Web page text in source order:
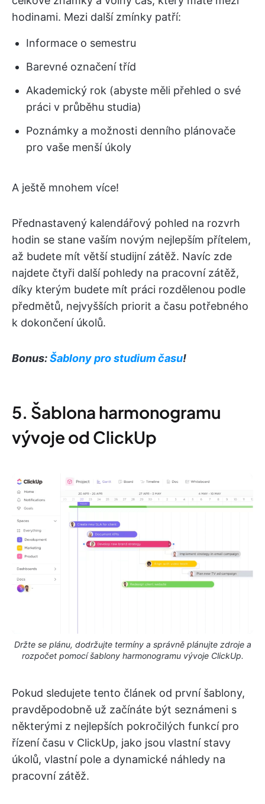
hodinami. Mezi další zmínky patří:
Informace o semestru
Barevné označení tříd
Akademický rok (abyste měli přehled o své
práci v průběhu studia)
Poznámky a možnosti denního plánovače
pro vaše menší úkoly
A ještě mnohem více!
Přednastavený kalendářový pohled na rozvrh
hodin se stane vaším novým nejlepším přítelem,
až budete mít větší studijní zátěž. Navíc zde
najdete čtyři další pohledy na pracovní zátěž,
díky kterým budete mít práci rozdělenou podle
předmětů, nejvyšších priorit a času potřebného
k dokončení úkolů.
Bonus:Šablony pro studium času!
5. Šablona harmonogramu
vývoje od ClickUp
Držte se plánu, dodržujte termíny a správně plánujte zdroje a
rozpočet pomocí šablony harmonogramu vývoje ClickUp.
Pokud sledujete tento článek od první šablony,
pravděpodobně už začínáte být seznámeni s
některými z nejlepších pokročilých funkcí pro
řízení času v ClickUp, jako jsou vlastní stavy
úkolů, vlastní pole a dynamické náhledy na
pracovní zátěž.